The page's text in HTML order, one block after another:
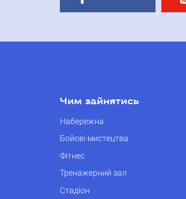
Чим зайнятись
Набережна
Бойові мистецтва
Фітнес
Тренажерний зал
Стадіон